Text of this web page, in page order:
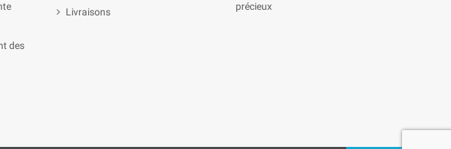
des
Livraisons
précieux